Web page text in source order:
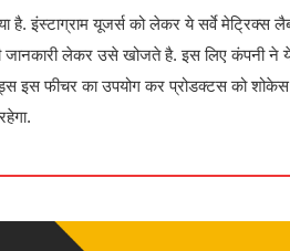
है. इंस्टाग्राम यूजर्स को लेकर ये सर्वे मेट्रिक्स
जानकारी लेकर उसे खोजते है. इस लिए कंपनी ने
इस फीचर का उपयोग कर प्रोडक्टस को